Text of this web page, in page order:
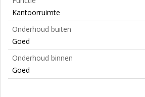
Kantoorruimte
Onderhoud buiten
Goed
Onderhoud binnen
Goed